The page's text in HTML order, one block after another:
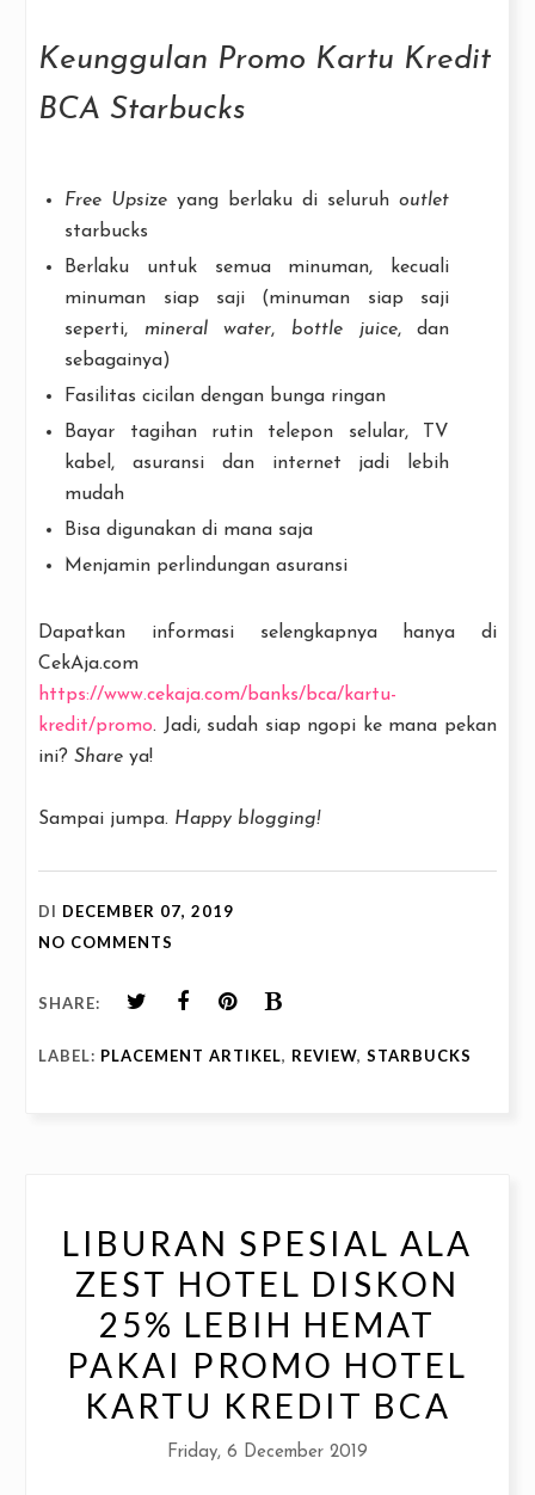
Keunggulan Promo Kartu Kredit
BCA Starbucks
Free Upsize yang berlaku di seluruhoutlet
starbucks
Berlaku untuk semua minuman, kecuali
minuman siap saji (minuman siap saji
seperti, mineral water, bottle juice, dan
sebagainya)
Fasilitas cicilan dengan bunga ringan
Bayar tagihan rutin telepon selular, TV
kabel, asuransi dan internet jadi lebih
mudah
Bisa digunakan di mana saja
Menjamin perlindungan asuransi
Dapatkan informasi selengkapnya hanya di
CekAja.com
https://www.cekaja.com/banks/bca/kartu-
kredit/promo. Jadi, sudah siap ngopi ke mana pekan
ini? Share ya!
Sampai jumpa. Happy blogging!
DI DECEMBER 07, 2019
NO COMMENTS
SHARE:
LABEL: PLACEMENT ARTIKEL, REVIEW, STARBUCKS
LIBURAN SPESIAL ALA
ZEST HOTEL DISKON
25% LEBIH HEMAT
PAKAI PROMO HOTEL
KARTU KREDIT BCA
Friday, 6 December 2019